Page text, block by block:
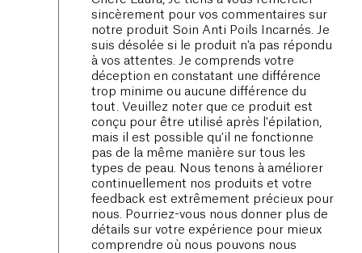
sincèrement pour vos commentaires sur
notre produit Soin Anti Poils Incarnés. Je
suis désolée si le produit n'a pas répondu
à vos attentes. Je comprends votre
déception en constatant une différence
trop minime ou aucune différence du
tout. Veuillez noter que ce produit est
conçu pour être utilisé après l'épilation,
mais il est possible qu'il ne fonctionne
pas de la même manière sur tous les
types de peau. Nous tenons à améliorer
continuellement nos produits et votre
feedback est extrêmement précieux pour
nous. Pourriez-vous nous donner plus de
détails sur votre expérience pour mieux
comprendre où nous pouvons nous